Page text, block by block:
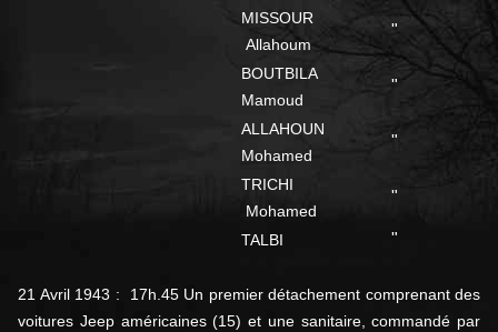
MISSOUR
Allahoum
"
BOUTBILA
Mamoud
"
ALLAHOUN
Mohamed
"
TRICHI
Mohamed
"
TALBI "
21 Avril 1943 : 17h.45 Un premier détachement comprenant des
voitures Jeep américaines (15) et une sanitaire, commandé par